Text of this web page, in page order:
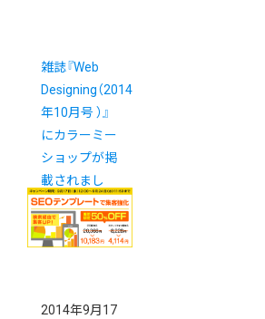
雑誌『Web
Designing（2014
年10月号 ）』
にカラーミー
ショップが掲
載されまし
た。
2014年9月17